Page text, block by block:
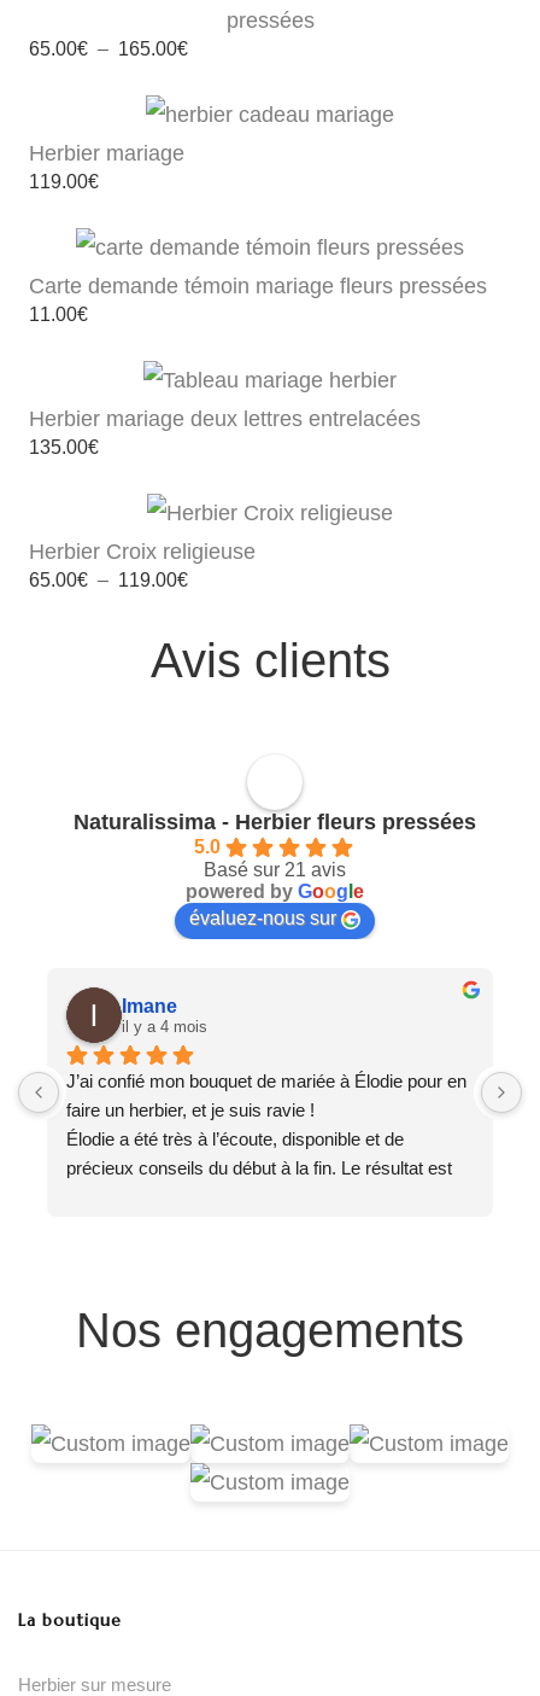
pressées
65.00€ – 165.00€Plage
65.00€
à
Herbier mariage
119.00€
Carte demande témoin mariage fleurs pressées
11.00€
Herbier mariage deux lettres entrelacées
135.00€
Herbier Croix religieuse
65.00€ – 119.00€Plage
à
119.00€
Avis clients
Naturalissima - Herbier fleurs pressées
5.0
Basé sur 21 avis
powered by Goog e
évaluez-nous sur
Imane
il y a 4 mois
J’ai confié mon bouquet de mariée à Élodie pour en
faire un herbier, et je suis ravie !
Élodie a été très à l’écoute, disponible et de
précieux conseils du début à la fin. Le résultat est
Nos engagements
La boutique
Herbier sur mesure